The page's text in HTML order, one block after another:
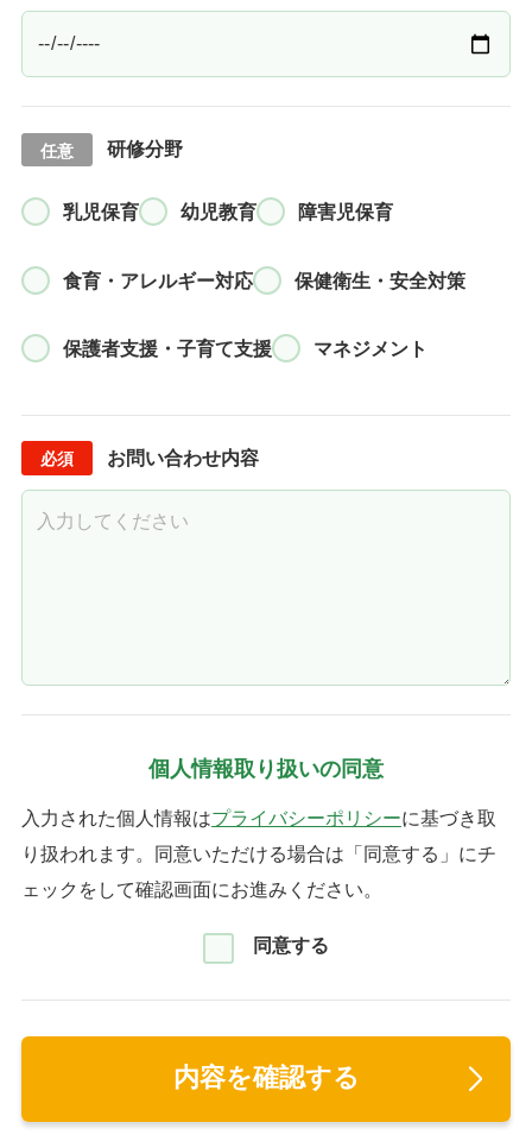
研修分野
乳児保育 幼児教育 障害児保育
食育・アレルギー対応 保健衛生・安全対策
保護者支援・子育て支援 マネジメント
お問い合わせ内容
個人情報取り扱いの同意
入力された個人情報はプライバシーポリシーに基づき取
り扱われます。
同意いただける場合は「同意する」にチ
ェックをして確認画面にお進みください。
同意する